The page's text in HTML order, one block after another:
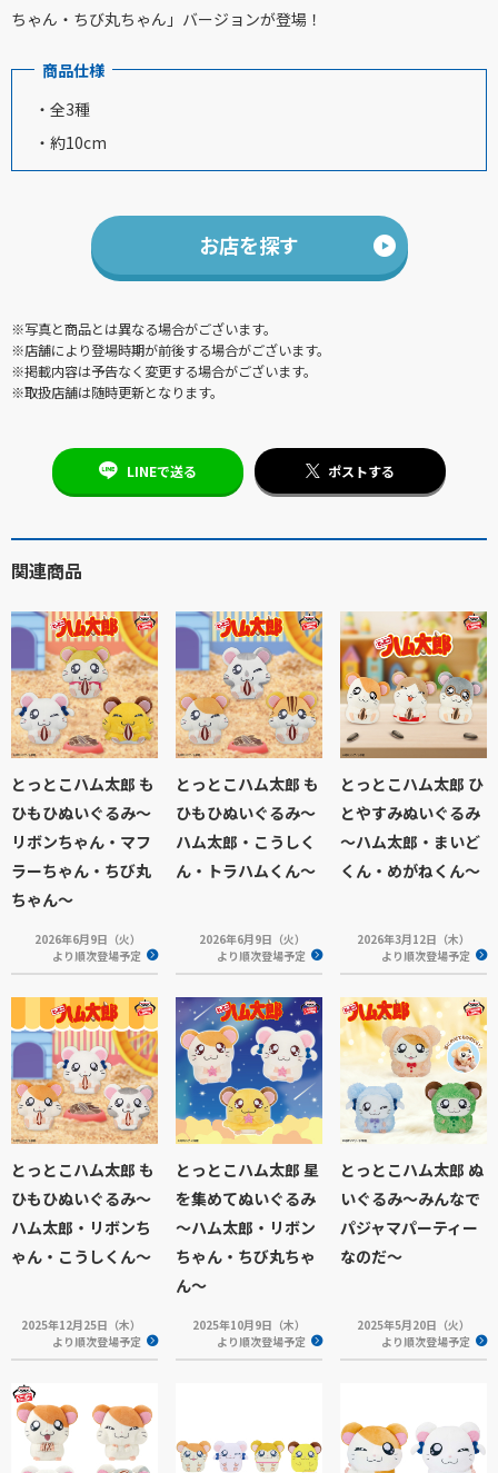
ちゃん・ちび丸ちゃん」バージョンが登場！
商品仕様
・全3種
・約10cm
お店を探す
※写真と商品とは異なる場合がございます。
※店舗により登場時期が前後する場合がございます。
※掲載内容は予告なく変更する場合がございます。
※取扱店舗は随時更新となります。
LINEで送る ポストする
関連商品
とっとこハム太郎 も
ひもひぬいぐるみ～
リボンちゃん・マフ
ラーちゃん・ちび丸
ちゃん～
2026年6月9日（火）
より順次登場予定
とっとこハム太郎 も
ひもひぬいぐるみ～
ハム太郎・こうしく
ん・トラハムくん～
2026年6月9日（火）
より順次登場予定
とっとこハム太郎 ひ
とやすみぬいぐるみ
～ハム太郎・まいど
くん・めがねくん～
2026年3月12日（木）
より順次登場予定
とっとこハム太郎 も
ひもひぬいぐるみ～
ハム太郎・リボンち
ゃん・こうしくん～
2025年12月25日（木）
より順次登場予定
とっとこハム太郎 星
を集めてぬいぐるみ
～ハム太郎・リボン
ちゃん・ちび丸ちゃ
ん～
2025年10月9日（木）
より順次登場予定
とっとこハム太郎 ぬ
いぐるみ～みんなで
パジャマパーティー
なのだ～
2025年5月20日（火）
より順次登場予定